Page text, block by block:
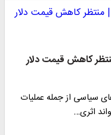
کاهش قیمت دلار
سیاسی از جمله عملیات